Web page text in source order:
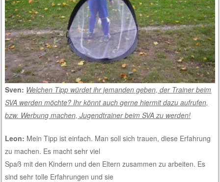
Sven: Welchen Tipp würdet ihr jemanden geben, der Trainer beim
SVA werden möchte? Ihr könnt auch gerne hiermit dazu aufrufen,
bzw. Werbung machen, Jugendtrainer beim SVA zu werden!
Leon: Mein Tipp ist einfach. Man soll sich trauen, diese Erfahrung
zu machen. Es macht sehr viel
Spaß mit den Kindern und den Eltern zusammen zu arbeiten. Es
sind sehr tolle Erfahrungen und sie